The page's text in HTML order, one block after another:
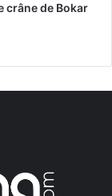
crâne de Bokar